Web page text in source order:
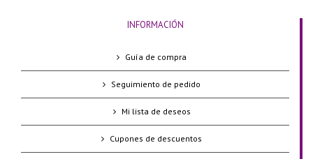
INFORMACIÓN
Guía de compra
Seguimiento de pedido
Mi lista de deseos
Cupones de descuentos